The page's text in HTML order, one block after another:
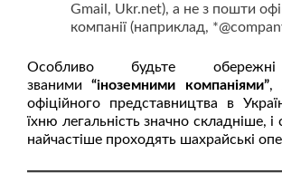
Gmail, Ukr.net), а не з пошти
компанії (наприклад,
Особливо будьте
званими“іноземними компаніями”,
офіційного представництва в
їхню легальність значно складніше, і
найчастіше проходять шахрайські